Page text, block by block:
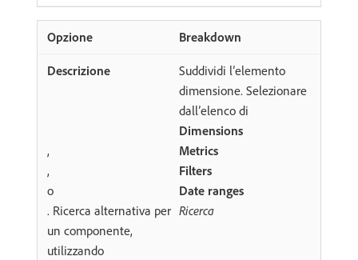
Breakdown
Suddividi l’elemento
dimensione. Selezionare
dall’elenco di
Dimensions
,
Metrics
,
Filters
o
Date ranges
. Ricerca alternativa per
un componente,
utilizzando
Ricerca